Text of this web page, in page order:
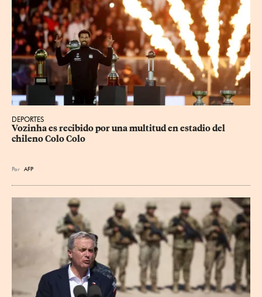
DEPORTES
Vozinha es recibido por una multitud en estadio del
chileno Colo Colo
Por AFP